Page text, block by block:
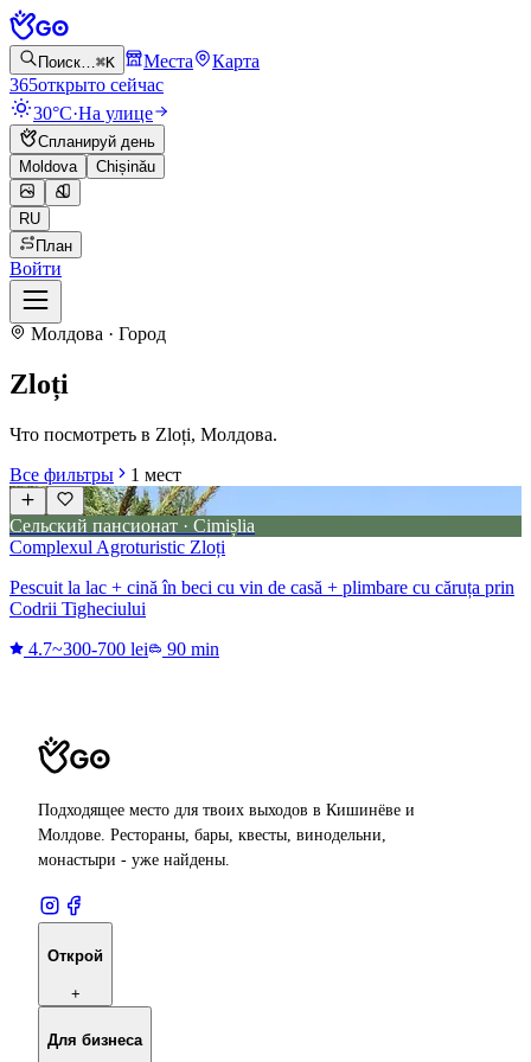
Поиск…⌘K Места
Карта
365открыто сейчас
30°C·На улице
Спланируй день
Moldova
Chișinău
RU
План
Войти
Молдова · Город
Zloți
Что посмотреть в Zloți, Молдова.
Все фильтры
1 мест
Сельский пансионат · Cimișlia
Complexul Agroturistic Zloți
Pescuit la lac + cină în beci cu vin de casă + plimbare cu căruța prin
Codrii Tigheciului
4.7~300-700 lei 90 min
Подходящее место для твоих выходов в Кишинёве и
Молдове. Рестораны, бары, квесты, винодельни,
монастыри - уже найдены.
Открой
+
Для бизнеса